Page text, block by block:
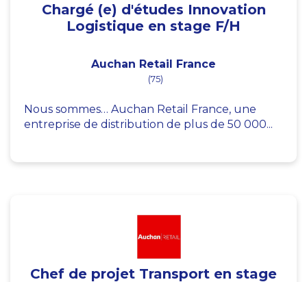
Chargé (e) d'études Innovation
Logistique en stage F/H
Auchan Retail France
(75)
Nous sommes… Auchan Retail France, une
entreprise de distribution de plus de 50 000...
Chef de projet Transport en stage